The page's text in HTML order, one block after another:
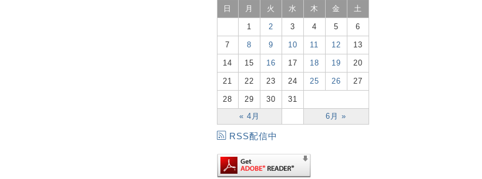
日 月 火 水 木 金 土
« 4月 6月 »
1 2 3 4 5 6
7 8 9 10 11 12 13
14 15 16 17 18 19 20
21 22 23 24 25 26 27
28 29 30 31
RSS配信中